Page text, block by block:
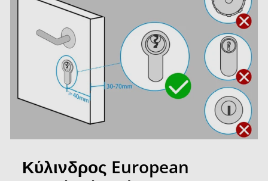
Κύλινδρος European